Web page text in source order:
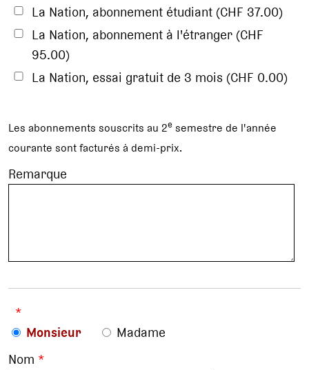
La Nation, abonnement étudiant (CHF 37.00)
La Nation, abonnement à l'étranger (CHF
95.00)
La Nation, essai gratuit de 3 mois (CHF 0.00)
Les abonnements souscrits au 2e semestre de l'année
courante sont facturés à demi-prix.
Remarque
*
Monsieur
Madame
Nom *